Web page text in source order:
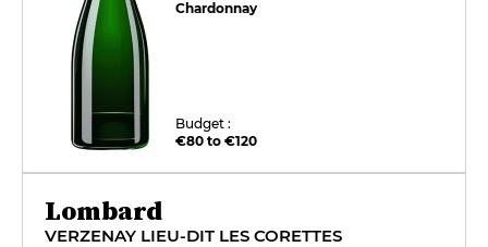
Chardonnay
Budget :
€80 to €120
Lombard
VERZENAY LIEU-DIT LES CORETTES